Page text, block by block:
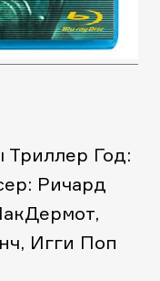
Триллер Год:
Ричард
Игги Поп